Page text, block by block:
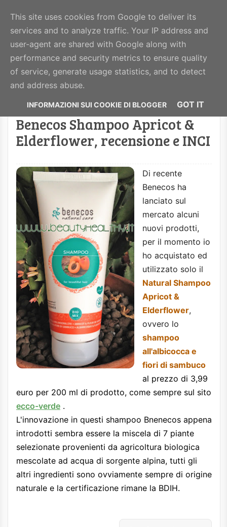
BeautyHealthy
MENU
Visualizzazione post con etichettabenecos.
Mostra tutti i post
Benecos Shampoo Apricot &
Elderflower, recensione e INCI
Di recente
Benecos ha
lanciato sul
mercato alcuni
nuovi prodotti,
per il momento io
ho acquistato ed
utilizzato solo il
Natural Shampoo
Apricot &
Elderflower,
ovvero lo
shampoo
all'albicocca e
fiori di sambuco
al prezzo di 3,99
euro per 200 ml di prodotto, come sempre sul sito
ecco-verde .
L'innovazione in questi shampoo Bnenecos appena
introdotti sembra essere la miscela di 7 piante
selezionate provenienti da agricoltura biologica
mescolate ad acqua di sorgente alpina, tutti gli
altri ingredienti sono ovviamente sempre di origine
naturale e la certificazione rimane la BDIH.
This site uses cookies from Google to deliver its
services and to analyze traffic. Your IP address and
user-agent are shared with Google along with
performance and security metrics to ensure quality
of service, generate usage statistics, and to detect
and address abuse.
GOT IT